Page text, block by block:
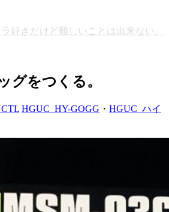
好きだけど難しいことは出来ない。
グをつくる。
HGUC_HY-GOGG ・ HGUC_ハイ